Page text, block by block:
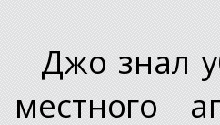
Джо знал
местного